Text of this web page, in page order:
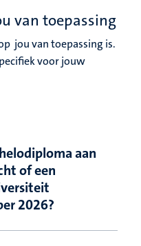
van toepassing
jou van toepassing is.
voor jouw
aan
of een
2026?